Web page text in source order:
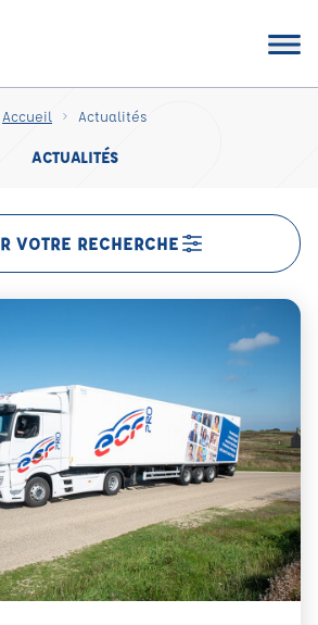
Accueil Actualités
ACTUALITÉS
VOTRE RECHERCHE